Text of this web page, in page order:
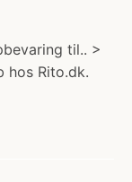
til.. >
hos Rito.dk.